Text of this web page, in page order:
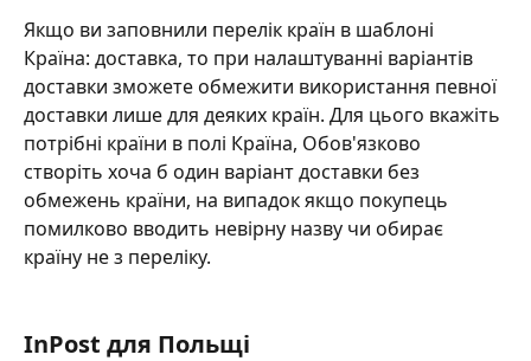
Якщо ви заповнили перелік країн в шаблоні
Країна: доставка, то при налаштуванні варіантів
доставки зможете обмежити використання певної
доставки лише для деяких країн. Для цього вкажіть
потрібні країни в полі Країна, Обов'язково
створіть хоча б один варіант доставки без
обмежень країни, на випадок якщо покупець
помилково вводить невірну назву чи обирає
країну не з переліку.
InPost для Польщі